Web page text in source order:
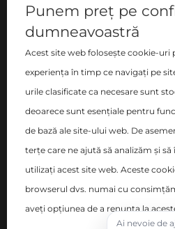
Proiecte
Despre noi
Blog
Contact
S.C. ZEN DECO HOME S.R.L.
București, Sector 2 , Blvd-ul
sc. C, et. 6, ap. 106
Nr. Registrul Comerțului:
Ai nevoie de
Punem preț pe
dumneavoastră
Acest site web folosește cookie-
experiența în timp ce navigați pe
urile clasificate ca necesare sunt
deoarece sunt esențiale pentru
de bază ale site-ului web. De
terțe care ne ajută să analizăm și
utilizați acest site web. Aceste
browserul dvs. numai cu
aveți opțiunea de a renunța la